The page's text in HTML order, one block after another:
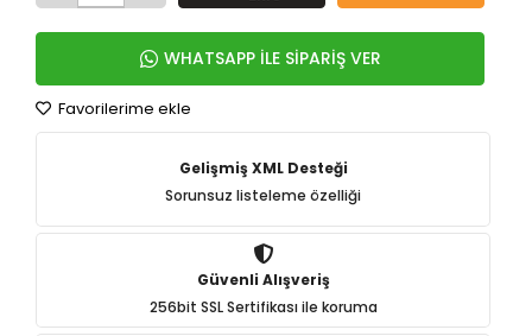
WHATSAPP İLE SİPARİŞ VER
Favorilerime ekle
Gelişmiş XML Desteği
Sorunsuz listeleme özelliği
Güvenli Alışveriş
256bit SSL Sertifikası ile koruma